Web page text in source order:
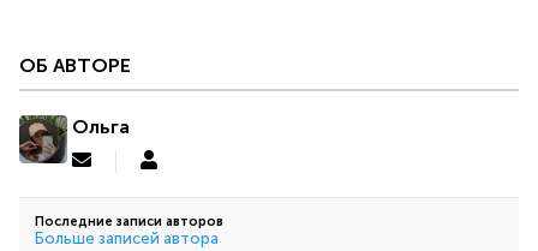
ОБ АВТОРЕ
Ольга
Подписаться
обновление
автора
Ольга
Последние записи авторов
Больше записей автора